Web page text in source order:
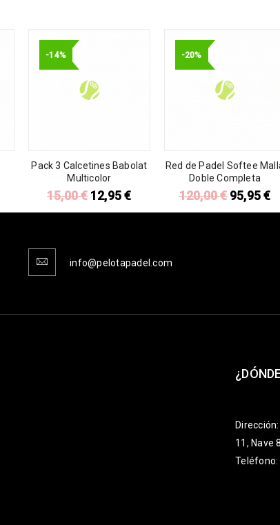
-14%
Pack 3 Calcetines Babolat
Multicolor
15,00€ 12,95€
-20%
Red de Padel Softee
Doble Completa
120,00€ 95,95€
info@pelotapadel.com
11, Nave
Teléfono: